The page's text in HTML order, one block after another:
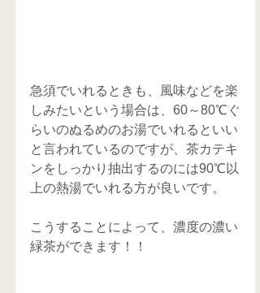
急須でいれるときも、風味などを楽
しみたいという場合は、60～80℃ぐ
らいのぬるめのお湯でいれるといい
と言われているのですが、茶カテキ
ンをしっかり抽出するのには90℃以
上の熱湯でいれる方が良いです。
こうすることによって、濃度の濃い
緑茶ができます！！